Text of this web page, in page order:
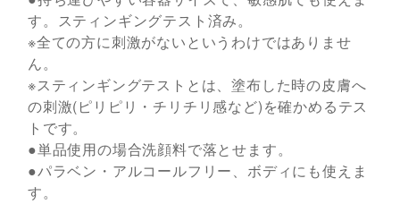
す。スティンギングテスト済み。
※全ての方に刺激がないというわけではありませ
ん。
※スティンギングテストとは、塗布した時の皮膚へ
の刺激(ピリピリ・チリチリ感など)を確かめるテス
トです。
●単品使用の場合洗顔料で落とせます。
●パラベン・アルコールフリー、ボディにも使えま
す。